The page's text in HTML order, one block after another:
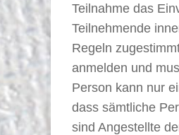
Teilnahme das
Teilnehmende
Regeln
anmelden und
Person kann nur
dass sämtliche
sind Angestellte